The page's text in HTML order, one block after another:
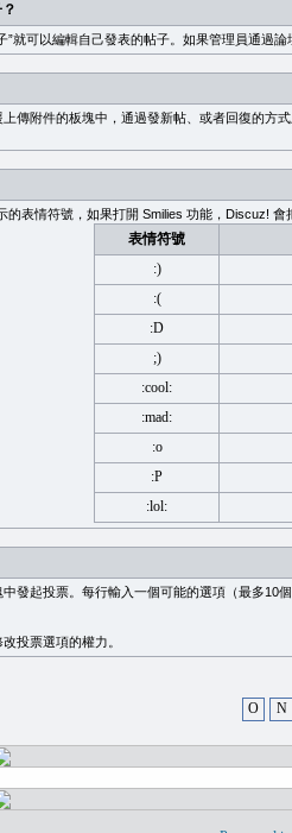
就可以編輯自己發表的帖子。如果管理員通過
傳附件的板塊中，通過發新帖、或者回復的方
表情符號，如果打開 Smilies 功能，Discuz!
表情符號
:)
:(
:D
;)
:cool:
:mad:
:o
:P
:lol:
發起投票。每行輸入一個可能的選項（最多10
投票選項的權力。
O N